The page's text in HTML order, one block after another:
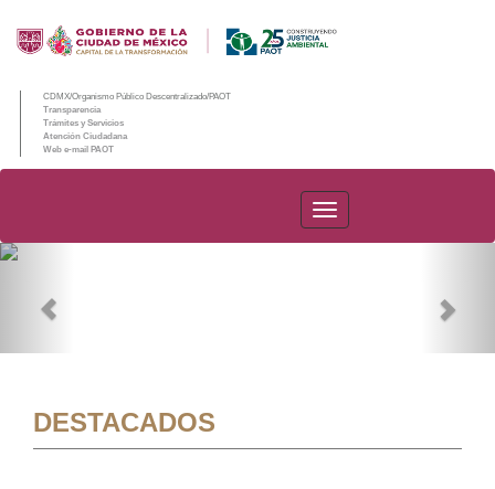
CDMX/Organismo Público Descentralizado/PAOT
Transparencia
Trámites y Servicios
Atención Ciudadana
Web e-mail PAOT
PAOT
DESTACADOS